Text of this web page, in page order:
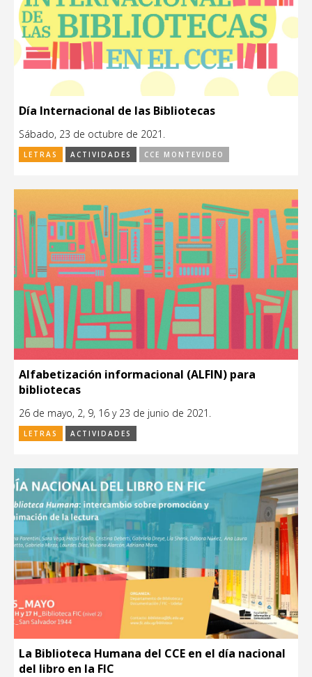
Día Internacional de las Bibliotecas
Sábado, 23 de octubre de 2021.
LETRAS ACTIVIDADES CCE MONTEVIDEO
Alfabetización informacional (ALFIN) para
bibliotecas
26 de mayo, 2, 9, 16 y 23 de junio de 2021.
LETRAS ACTIVIDADES
La Biblioteca Humana del CCE en el día nacional
del libro en la FIC